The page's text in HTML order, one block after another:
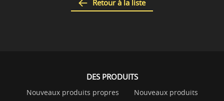
Retour à la liste
DES PRODUITS
Nouveaux produits propres
Nouveaux produits